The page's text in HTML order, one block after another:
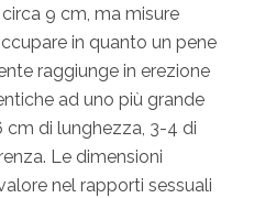
9 cm, ma misure
in quanto un pene
raggiunge in erezione
ad uno più grande
cm di lunghezza, 3-4 di
Le dimensioni
nel rapporti sessuali